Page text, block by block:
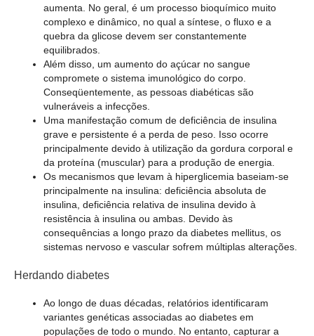
aumenta. No geral, é um processo bioquímico muito
complexo e dinâmico, no qual a síntese, o fluxo e a
quebra da glicose devem ser constantemente
equilibrados.
Além disso, um aumento do açúcar no sangue
compromete o sistema imunológico do corpo.
Conseqüentemente, as pessoas diabéticas são
vulneráveis a infecções.
Uma manifestação comum de deficiência de insulina
grave e persistente é a perda de peso. Isso ocorre
principalmente devido à utilização da gordura corporal e
da proteína (muscular) para a produção de energia.
Os mecanismos que levam à hiperglicemia baseiam-se
principalmente na insulina: deficiência absoluta de
insulina, deficiência relativa de insulina devido à
resistência à insulina ou ambas. Devido às
consequências a longo prazo da diabetes mellitus, os
sistemas nervoso e vascular sofrem múltiplas alterações.
Herdando diabetes
Ao longo de duas décadas, relatórios identificaram
variantes genéticas associadas ao diabetes em
populações de todo o mundo. No entanto, capturar a